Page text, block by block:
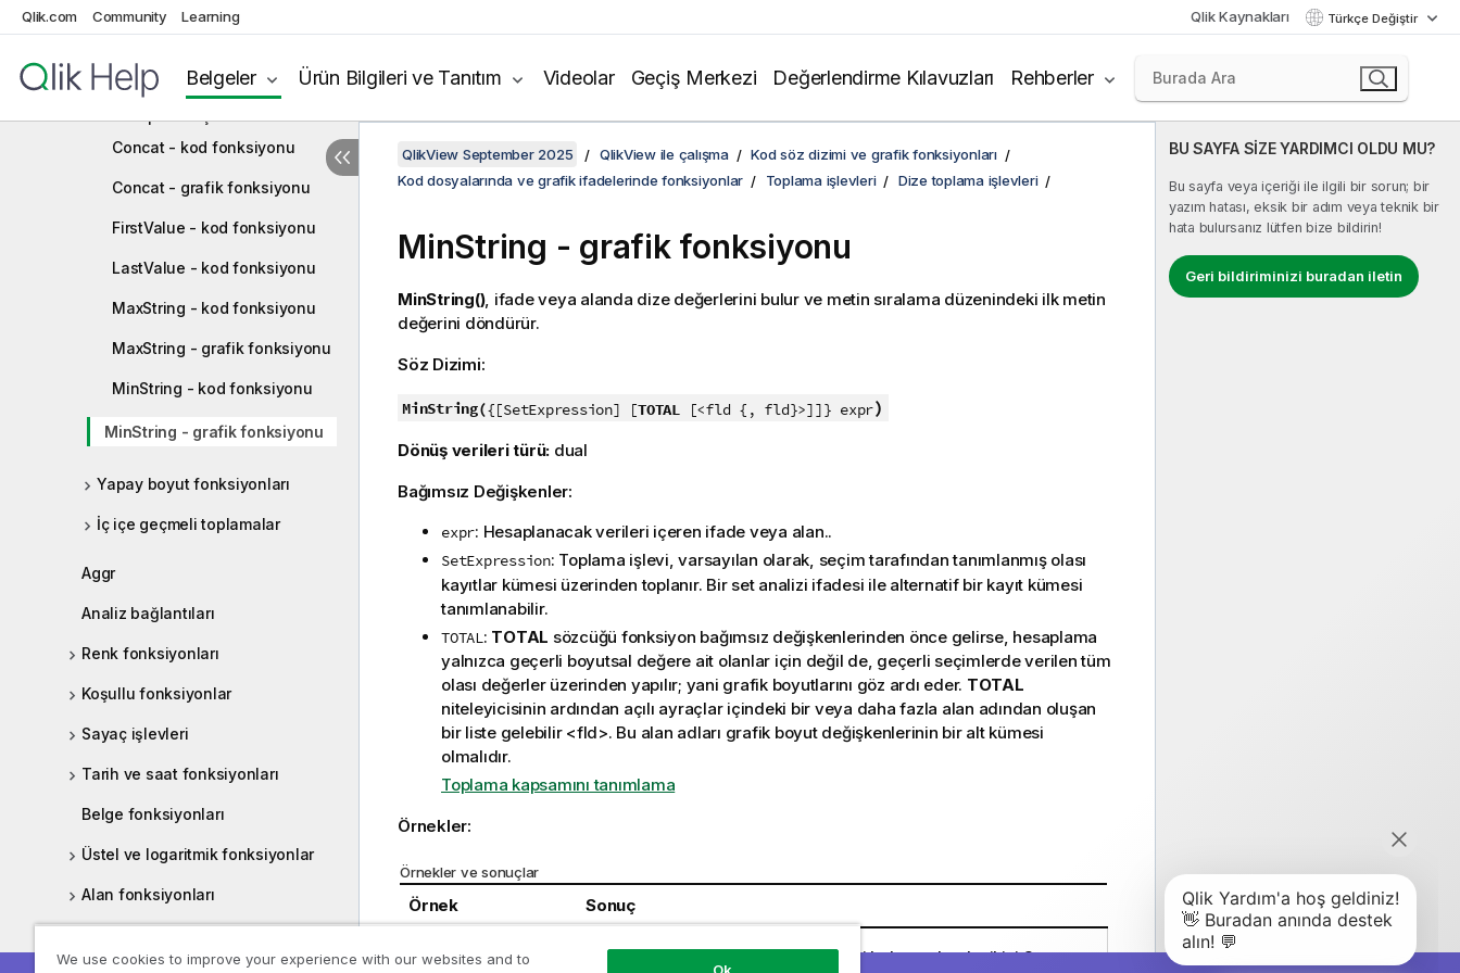
Qlik.com Community Learning Qlik Kaynakları Türkçe Değiştir
Belgeler Ürün Bilgileri ve Tanıtım Videolar Geçiş Merkezi Değerlendirme Kılavuzları Rehberler
İstatistiksel toplama işlevleri
İstatistiksel test fonksiyonları
Concat - kod fonksiyonu
Concat - grafik fonksiyonu
FirstValue - kod fonksiyonu
LastValue - kod fonksiyonu
MaxString - kod fonksiyonu
MaxString - grafik fonksiyonu
MinString - kod fonksiyonu
MinString - grafik fonksiyonu
Yapay boyut fonksiyonları
İç içe geçmeli toplamalar
Aggr
Analiz bağlantıları
Renk fonksiyonları
Koşullu fonksiyonlar
Sayaç işlevleri
Tarih ve saat fonksiyonları
Belge fonksiyonları
Üstel ve logaritmik fonksiyonlar
Alan fonksiyonları
BU SAYFA SİZE YARDIMCI OLDU MU?
Bu sayfa veya içeriği ile ilgili bir sorun; bir
yazım hatası, eksik bir adım veya teknik bir
hata bulursanız lütfen bize bildirin!
Geri bildiriminizi buradan iletin
QlikView September 2025 QlikView ile çalışma
Kod söz dizimi ve grafik fonksiyonları
Kod dosyalarında ve grafik ifadelerinde fonksiyonlar
Toplama işlevleri Dize toplama işlevleri
MinString - grafik fonksiyonu
MinString(), ifade veya alanda dize değerlerini bulur ve metin sıralama düzenindeki ilk metin
değerini döndürür.
Söz Dizimi:
MinString({[SetExpression] [TOTAL[<fld {, fld}>]]} expr)
Dönüş verileri türü: dual
Bağımsız Değişkenler:
expr: Hesaplanacak verileri içeren ifade veya alan..
SetExpression: Toplama işlevi, varsayılan olarak, seçim tarafından tanımlanmış olası
kayıtlar kümesi üzerinden toplanır. Bir set analizi ifadesi ile alternatif bir kayıt kümesi
tanımlanabilir.
TOTAL: TOTAL sözcüğü fonksiyon bağımsız değişkenlerinden önce gelirse, hesaplama
yalnızca geçerli boyutsal değere ait olanlar için değil de, geçerli seçimlerde verilen tüm
olası değerler üzerinden yapılır; yani grafik boyutlarını göz ardı eder. TOTAL
niteleyicisinin ardından açılı ayraçlar içindeki bir veya daha fazla alan adından oluşan
bir liste gelebilir <fld>. Bu alan adları grafik boyut değişkenlerinin bir alt kümesi
olmalıdır.
Toplama kapsamını tanımlama
Örnekler:
Örnekler ve sonuçlar
Örnek Sonuç
MinString(Team) Amount boyutu için üç 20000 değeri bulunmaktadır: ikisiGamma
We use cookies to improve your experience with our websites and to